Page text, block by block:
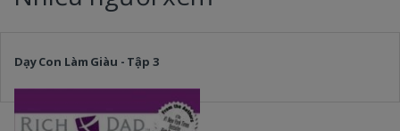
Dạy Con Làm Giàu - Tập 3